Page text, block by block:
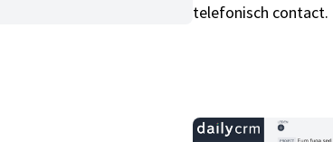
telefonisch contact.